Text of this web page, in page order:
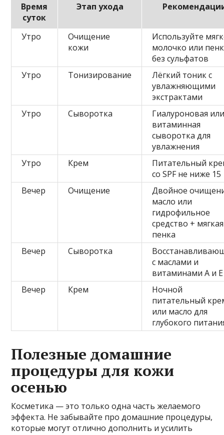
Время
суток
Этап ухода
Утро
Очищение
кожи
Используйте
молочко или
без сульфатов
Утро
Тонизирование
Лёгкий тоник с
увлажняющими
экстрактами
Утро
Сыворотка
Гиалуроновая
витаминная
сыворотка для
увлажнения
Утро
Крем
Питательный
со SPF не ниже 15
Вечер
Очищение
Двойное
масло или
гидрофильное
средство + мягкая
пенка
Вечер
Сыворотка
с маслами и
витаминами А и Е
Вечер
Крем
Ночной
питательный
или масло для
глубокого
Полезные домашние
процедуры для кожи
осенью
Косметика — это только одна часть желаемого
эффекта. Не забывайте про домашние процедуры,
которые могут отлично дополнить и усилить